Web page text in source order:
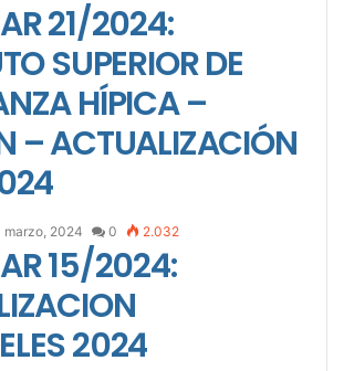
21/2024:
SUPERIOR DE
HÍPICA –
– ACTUALIZACIÓN
marzo, 2024 0 2.032
15/2024:
2024